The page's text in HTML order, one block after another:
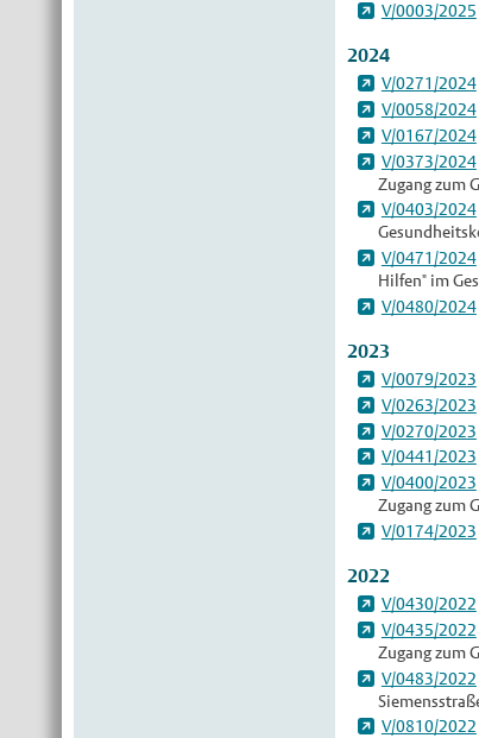
V/0003/2025
2024
V/0271/2024
V/0058/2024
V/0167/2024
V/0373/2024
Zugang zum
V/0403/2024
V/0471/2024
Hilfen" im
V/0480/2024
2023
V/0079/2023
V/0263/2023
V/0270/2023
V/0441/2023
V/0400/2023
Zugang zum
V/0174/2023
2022
V/0430/2022
V/0435/2022
Zugang zum
V/0483/2022
V/0810/2022